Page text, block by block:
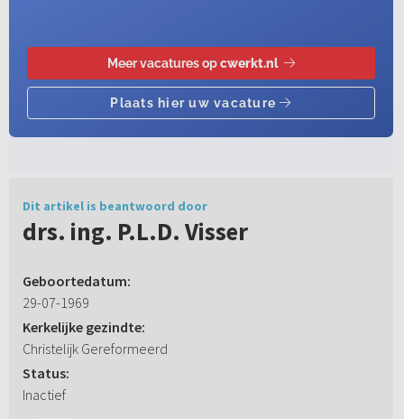
Dit artikel is beantwoord door
drs. ing. P.L.D. Visser
Geboortedatum:
29-07-1969
Kerkelijke gezindte:
Christelijk Gereformeerd
Status:
Inactief